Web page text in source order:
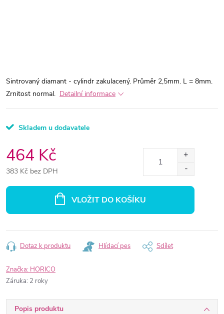
Sintrovaný diamant - cylindr zakulacený. Průměr 2,5mm. L = 8mm.
Zrnitost normal. Detailní informace
Skladem u dodavatele
464 Kč
383 Kč bez DPH
VLOŽIT DO KOŠÍKU
Dotaz k produktu Hlídací pes Sdílet
Značka: HORICO
Záruka: 2 roky
Popis produktu